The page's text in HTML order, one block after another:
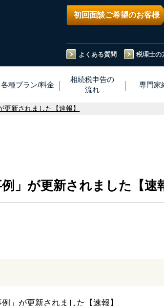
初回面談ご希望のお客様
よくある質問 税理士の
各種プラン/料金
相続税申告の
流れ
専門家
新されました【速報】
」が更新されました【速